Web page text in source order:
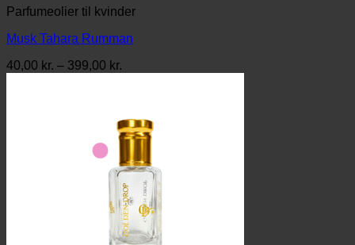
Parfumeolier til kvinder
Musk Tahara Rumman
40,00 kr. – 399,00 kr.